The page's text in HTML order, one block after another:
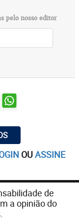
pelo nosso editor
OUASSINE
de
a opinião do